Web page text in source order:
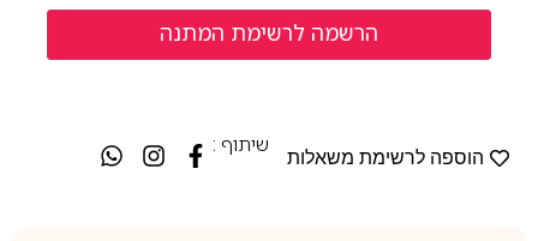
הוספה לרשימת משאלות
שיתוף :